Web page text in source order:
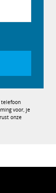
voor, je
onze